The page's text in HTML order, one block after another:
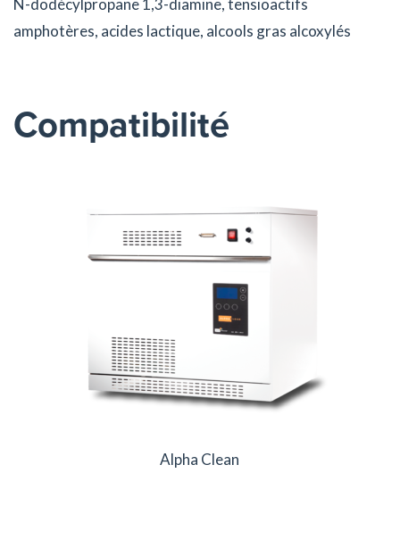
N-dodécylpropane 1,3-diamine, tensioactifs
amphotères, acides lactique, alcools gras alcoxylés
Compatibilité
Alpha Clean